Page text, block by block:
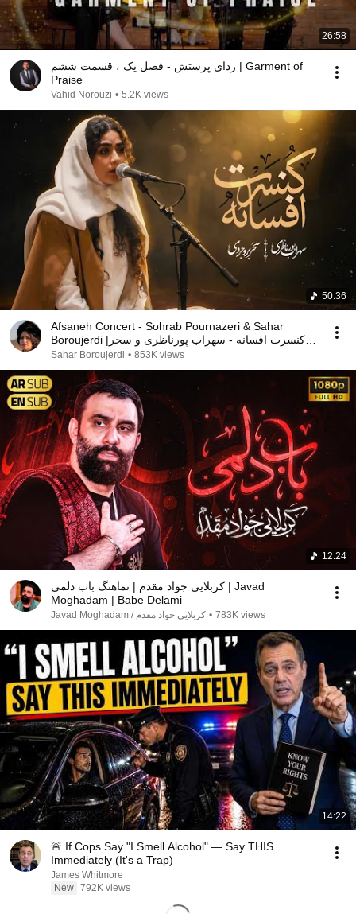
26:58
ردای پرستش - فصل یک ، قسمت ششم | Garment of
Praise
Vahid Norouzi • 5.2K views
50:36
Afsaneh Concert - Sohrab Pournazeri & Sahar
Boroujerdi |کنسرت افسانه - سهراب پورناظری و سحر
بروجردی
Sahar Boroujerdi • 853K views
12:24
کربلایی جواد مقدم | نماهنگ باب دلمی | Javad
Moghadam | Babe Delami
کربلایی جواد مقدم / Javad Moghadam • 783K views
14:22
🚨 If Cops Say "I Smell Alcohol" — Say THIS
Immediately (It's a Trap)
James Whitmore
New 792K views